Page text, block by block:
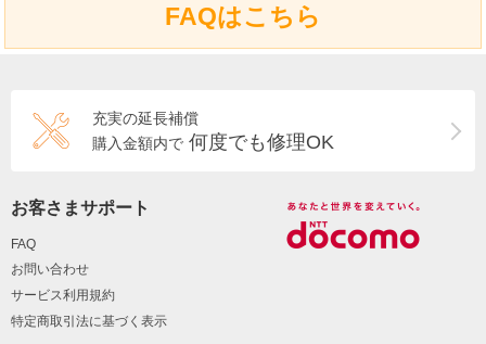
FAQはこちら
充実の延長補償
購入金額内で 何度でも修理OK
お客さまサポート
FAQ
お問い合わせ
サービス利用規約
特定商取引法に基づく表示